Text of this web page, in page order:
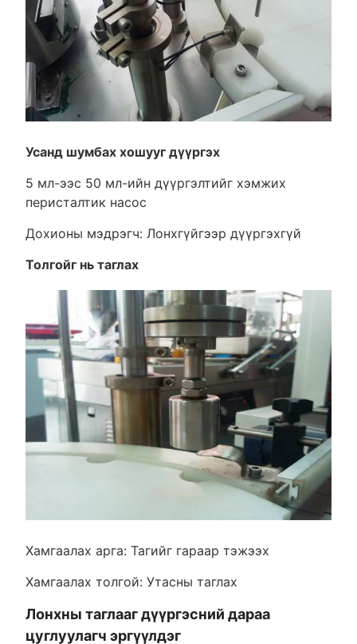
Усанд шумбах хошууг дүүргэх
5 мл-ээс 50 мл-ийн дүүргэлтийг хэмжих
перисталтик насос
Дохионы мэдрэгч: Лонхгүйгээр дүүргэхгүй
Толгойг нь таглах
Хамгаалах арга: Тагийг гараар тэжээх
Хамгаалах толгой: Утасны таглах
Лонхны таглааг дүүргэсний дараа
цуглуулагч эргүүлдэг